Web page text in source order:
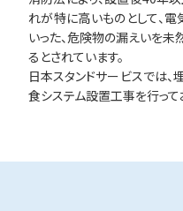
れが特に高いものとして、
いった、危険物の漏えいを
るとされています。
日本スタンドサービスでは
食システム設置工事を行って